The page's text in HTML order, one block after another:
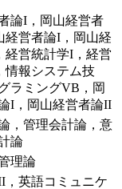
論I，岡山経営者
経営者論I，岡山経
経営統計学I，経営
情報システム技
ラミングVB，岡
I，岡山経営者論II
，管理会計論，意
論
理論
，英語コミュニケ